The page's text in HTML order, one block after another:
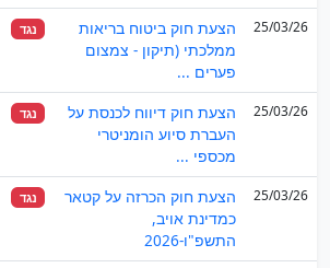
25/03/26
הצעת חוק ביטוח בריאות
ממלכתי (תיקון - צמצום
פערים ...
נגד
25/03/26
הצעת חוק דיווח לכנסת על
העברת סיוע הומניטרי
מכספי ...
נגד
25/03/26
הצעת חוק הכרזה על קטאר
כמדינת אויב,
התשפ"ו-2026
נגד